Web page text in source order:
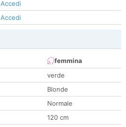
Accedi
Accedi
femmina
verde
Blonde
Normale
120 cm